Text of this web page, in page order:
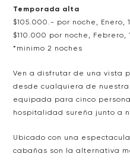
Temporada alta
$105.000.- por noche, Enero,
$110.000 por noche, Febrero,
*minimo 2 noches
Ven a disfrutar de una vista
desde cualquiera de
equipada para cinco
hospitalidad sureña junto a
Ubicado con una
cabañas son la alternativa